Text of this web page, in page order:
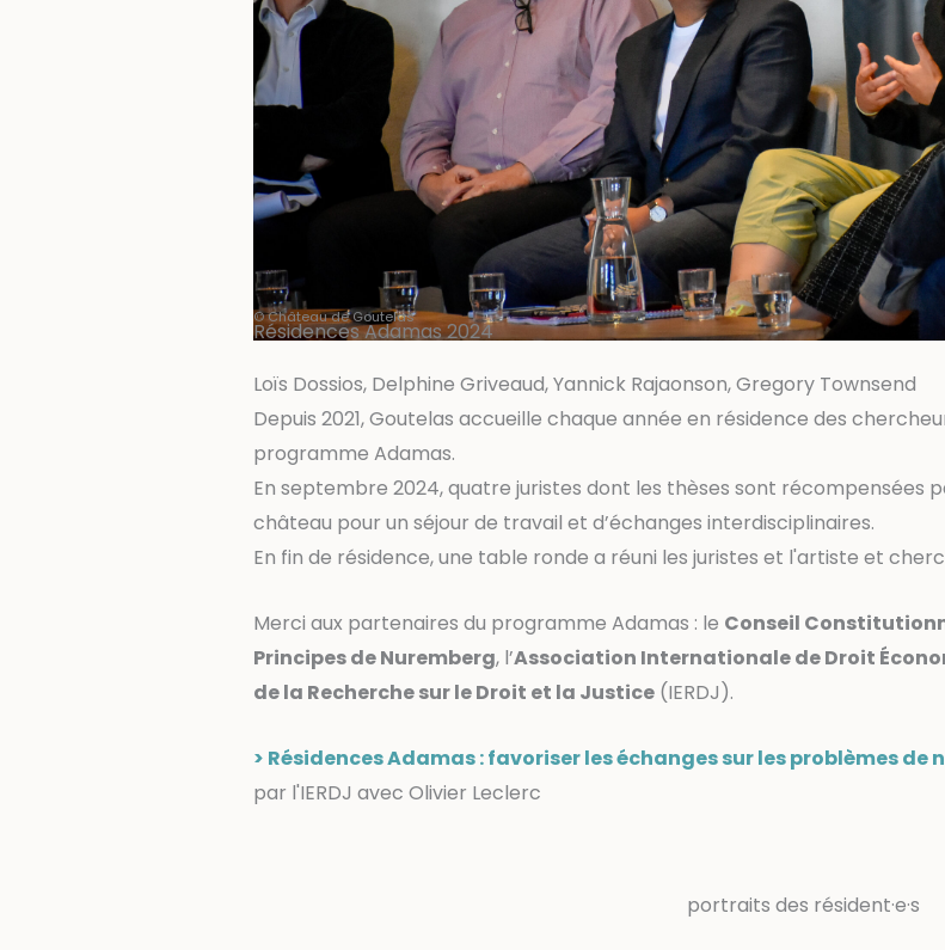
© Château de Goutelas
Résidences Adamas 2024
Loïs Dossios, Delphine Griveaud, Yannick Rajaonson, Gregory Townsend
Depuis 2021, Goutelas accueille chaque année en résidence des
programme Adamas.
En septembre 2024, quatre juristes dont les thèses sont récompensées
château pour un séjour de travail et d’échanges interdisciplinaires.
En fin de résidence, une table ronde a réuni les juristes et l'artiste et
Merci aux partenaires du programme Adamas : le Conseil
Principes de Nuremberg, l’Association Internationale de Droit
de la Recherche sur le Droit et la Justice (IERDJ).
> Résidences Adamas : favoriser les échanges sur les problèmes de
par l'IERDJ avec Olivier Leclerc
portraits des résident·e·s